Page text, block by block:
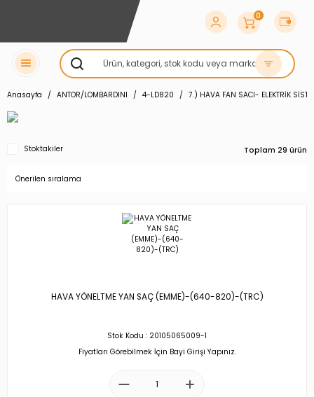
0
Anasayfa ANTOR/LOMBARDINI 4-LD820 7.) HAVA FAN SACI- ELEKTRİK
Stoktakiler Toplam 29 ürün
HAVA YÖNELTME YAN SAÇ (EMME)-(640-820)-(TRC)
Stok Kodu : 20105065009-1
Fiyatları Görebilmek İçin Bayi Girişi Yapınız.